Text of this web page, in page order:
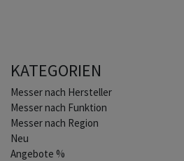
KATEGORIEN
Home
Messer nach Hersteller
Messer nach Funktion
Messer nach Region
Neu
Angebote %